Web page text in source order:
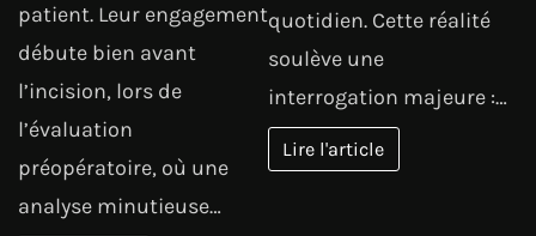
patient. Leur engagement
débute bien avant
l’incision, lors de
l’évaluation
préopératoire, où une
analyse minutieuse…
quotidien. Cette réalité
soulève une
interrogation majeure :…
Lire l'article